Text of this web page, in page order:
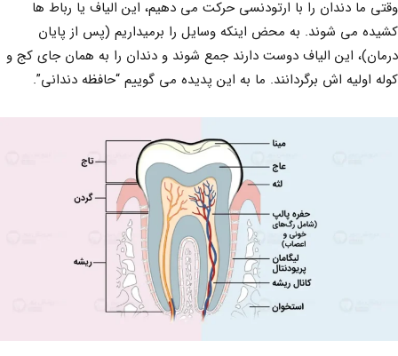
وقتی ما دندان را با ارتودنسی حرکت می دهیم، این الیاف یا رباط ها
کشیده می شوند. به محض اینکه وسایل را برمیداریم (پس از پایان
درمان)، این الیاف دوست دارند جمع شوند و دندان را به همان جای کج و
کوله اولیه اش برگردانند. ما به این پدیده می گوییم “حافظه دندانی”.